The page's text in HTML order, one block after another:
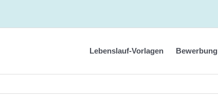
Lebenslauf-Vorlagen Bewerbung